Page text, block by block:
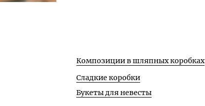
Композиции в шляпных коробках
Сладкие коробки
Букеты для невесты